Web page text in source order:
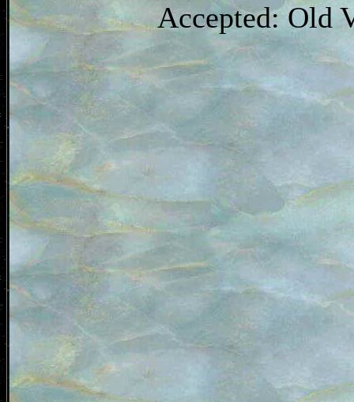
Accepted: Old